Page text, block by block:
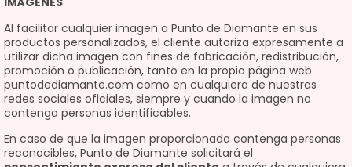
Al facilitar cualquier imagen a Punto de Diamante en sus
productos personalizados, el cliente autoriza expresamente a
utilizar dicha imagen con fines de fabricación, redistribución,
promoción o publicación, tanto en la propia página web
puntodediamante.com como en cualquiera de nuestras
redes sociales oficiales, siempre y cuando la imagen no
contenga personas identificables.
En caso de que la imagen proporcionada contenga personas
reconocibles, Punto de Diamante solicitará el